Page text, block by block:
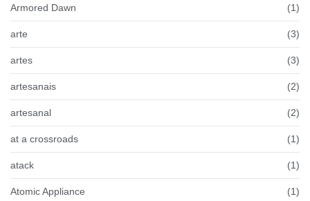
Armored Dawn (1)
arte (3)
artes (3)
artesanais (2)
artesanal (2)
at a crossroads (1)
atack (1)
Atomic Appliance (1)